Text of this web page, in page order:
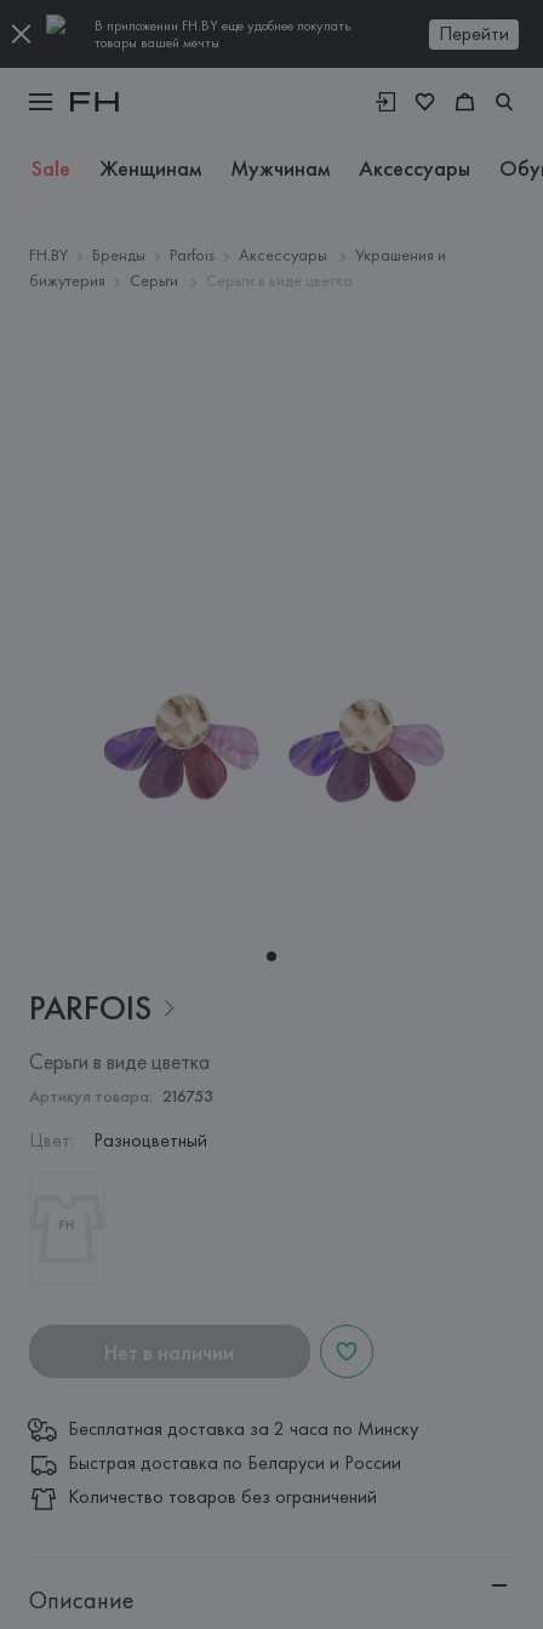
В приложении FH.BY еще удобнее покупать
товары вашей мечты
Перейти
Sale Женщинам Мужчинам Аксессуары
FH.BY Бренды Parfois Аксессуары
Украшения и
бижутерия
Серьги Серьги в виде цветка
PARFOIS
Серьги в виде цветка
Артикул товара: 216753
Цвет: Разноцветный
Нет в наличии
Бесплатная доставка за 2 часа по Минску
Быстрая доставка по Беларуси и России
Количество товаров без ограничений
Описание